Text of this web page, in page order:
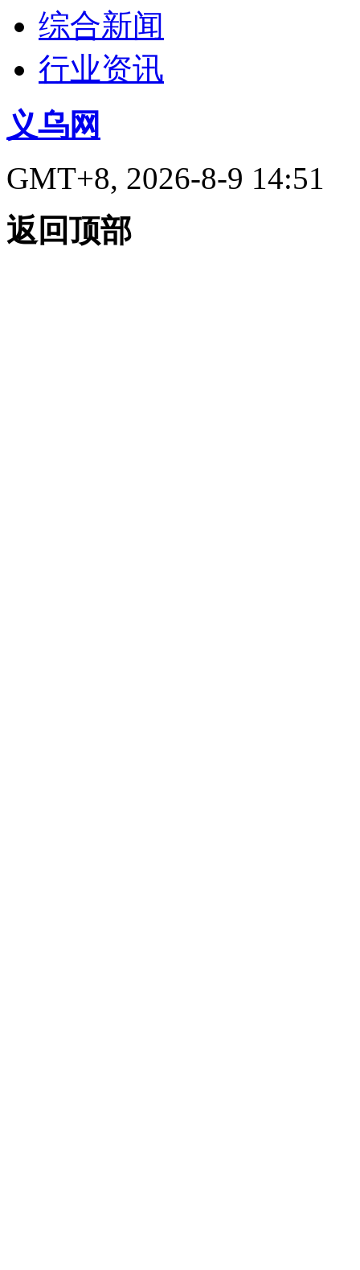
综合新闻
行业资讯
义乌网
GMT+8, 2026-8-9 14:51
返回顶部